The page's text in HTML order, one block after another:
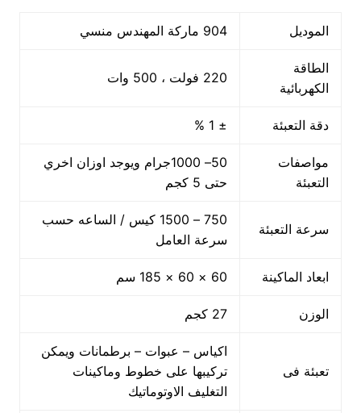
الموديل 904 ماركة المهندس منسي
الطاقة
الكهربائية
220 فولت ، 500 وات
دقة التعبئة ± 1 %
مواصفات
التعبئة
50– 1000جرام ويوجد اوزان اخري
حتى 5 كجم
سرعة التعبئة
750 – 1500 كيس / الساعه حسب
سرعة العامل
ابعاد الماكينة 60 × 60 × 185 سم
الوزن 27 كجم
تعبئة فى
اكياس – عبوات – برطمانات ويمكن
تركيبها على خطوط وماكينات
التغليف الاوتوماتيك